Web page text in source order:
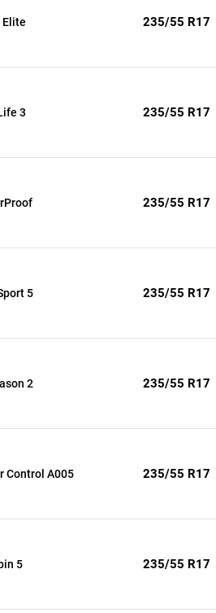
Elite 235/55 R17
3 235/55 R17
235/55 R17
5 235/55 R17
2 235/55 R17
Control A005 235/55 R17
5 235/55 R17